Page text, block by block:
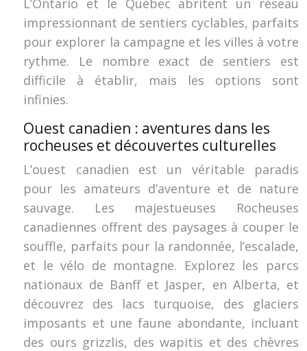
L’Ontario et le Québec abritent un réseau
impressionnant de sentiers cyclables, parfaits
pour explorer la campagne et les villes à votre
rythme. Le nombre exact de sentiers est
difficile à établir, mais les options sont
infinies.
Ouest canadien : aventures dans les
rocheuses et découvertes culturelles
L’ouest canadien est un véritable paradis
pour les amateurs d’aventure et de nature
sauvage. Les majestueuses Rocheuses
canadiennes offrent des paysages à couper le
souffle, parfaits pour la randonnée, l’escalade,
et le vélo de montagne. Explorez les parcs
nationaux de Banff et Jasper, en Alberta, et
découvrez des lacs turquoise, des glaciers
imposants et une faune abondante, incluant
des ours grizzlis, des wapitis et des chèvres